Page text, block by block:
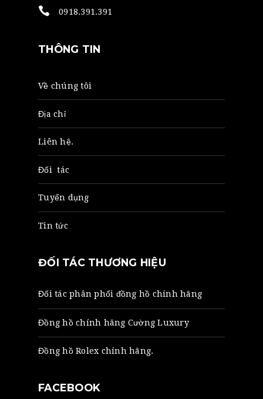
0918.391.391
THÔNG TIN
Về chúng tôi
Địa chỉ
Liên hệ.
Đối tác
Tuyển dụng
Tin tức
ĐỐI TÁC THƯƠNG HIỆU
Đối tác phân phối đồng hồ chính hãng
Đồng hồ chính hãng Cường Luxury
Đồng hồ Rolex chính hãng.
FACEBOOK